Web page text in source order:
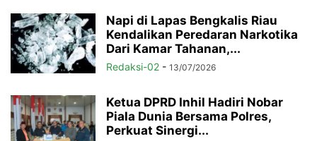
Napi di Lapas Bengkalis Riau
Kendalikan Peredaran Narkotika
Dari Kamar Tahanan,...
Redaksi-02 - 13/07/2026
Ketua DPRD Inhil Hadiri Nobar
Piala Dunia Bersama Polres,
Perkuat Sinergi...